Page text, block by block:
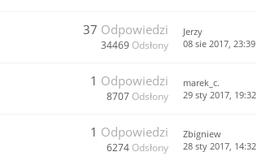
37 Odpowiedzi
34469 Odsłony
Jerzy
08 sie 2017, 23:39
1 Odpowiedzi
8707 Odsłony
marek_c.
29 sty 2017, 19:32
1 Odpowiedzi
6274 Odsłony
Zbigniew
28 sty 2017, 14:32